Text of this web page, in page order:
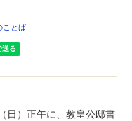
ことば
日）正午に、教皇公邸書